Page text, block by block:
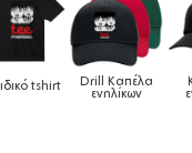
Καπέλα
ενηλίκων Καπέλα παιδικά